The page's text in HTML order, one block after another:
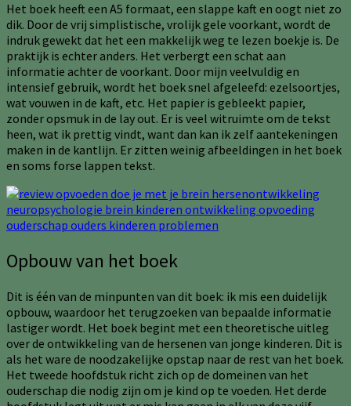
Het boek heeft een A5 formaat, een slappe kaft en oogt niet zo
dik. Door de vrij simplistische, vrolijk gele voorkant, wordt de
indruk gewekt dat het een makkelijk weg te lezen boekje is. De
praktijk is echter anders. Het verbergt een schat aan
informatie achter de voorkant. Door mijn veelvuldig en
intensief gebruik, wordt het boek snel afgeleefd: ezelsoortjes,
wat vouwen in de kaft, etc. Het papier is gebleekt papier,
zonder opsmuk in de lay out. Er is veel witruimte om de tekst
heen, wat ik prettig vindt, want dan kan ik zelf aantekeningen
maken in de kantlijn. Er zitten weinig afbeeldingen in het boek
en soms forse lappen tekst.
Opbouw van het boek
Dit is één van de minpunten van dit boek: ik mis een duidelijk
opbouw, waardoor het terugzoeken van bepaalde informatie
lastiger wordt. Het boek begint met een theoretische uitleg
over de ontwikkeling van de hersenen van jonge kinderen. Dit is
als het ware de noodzakelijke opstap naar de rest van het boek.
Het tweede hoofdstuk richt zich op de domeinen van het
ouderschap die nodig zijn om je kind op te voeden. Het derde